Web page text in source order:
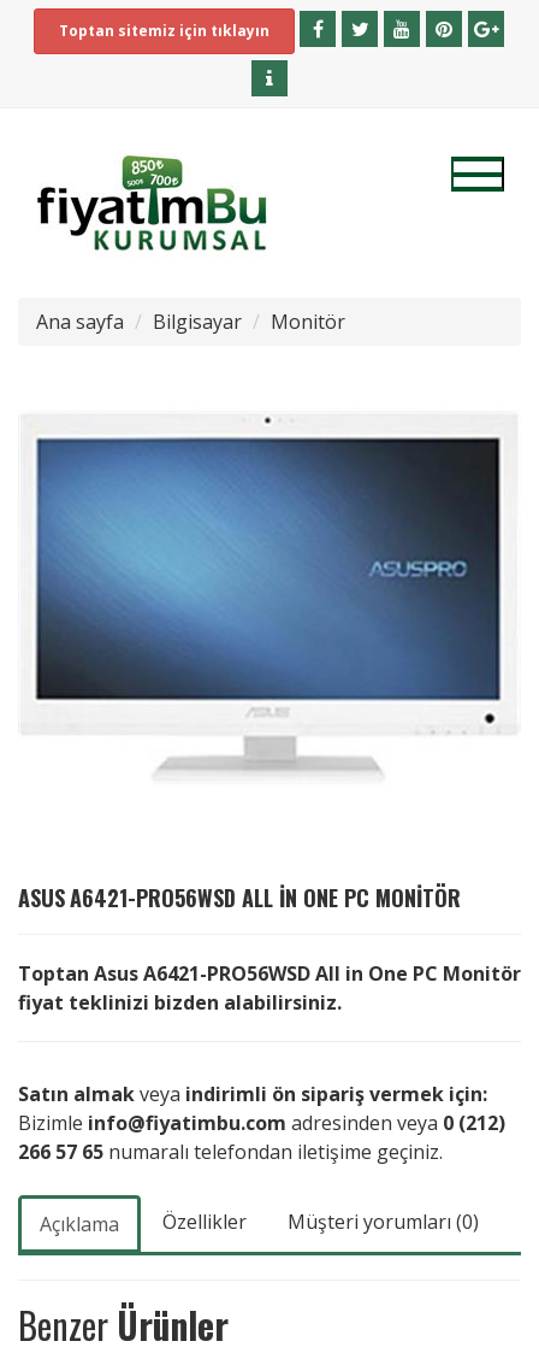
Toptan sitemiz için tıklayın
Ana sayfa Bilgisayar Monitör
ASUSA6421-PRO56WSD ALL IN ONE PC MONITÖR
Toptan Asus A6421-PRO56WSD All in One PC Monitör
fiyat teklinizi bizden alabilirsiniz.
Satın almakveya indirimli ön sipariş vermek için:
Bizimle info@fiyatimbu.com adresinden veya 0 (212)
266 57 65 numaralı telefondan iletişime geçiniz.
Açıklama Özellikler Müşteri yorumları (0)
Benzer Ürünler